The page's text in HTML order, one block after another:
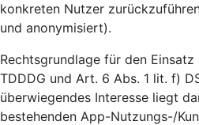
konkreten Nutzer
und anonymisiert).
Rechtsgrundlage für den
TDDDG und Art. 6 Abs. 1 lit. f)
überwiegendes Interesse liegt
bestehenden App-Nutzungs-/